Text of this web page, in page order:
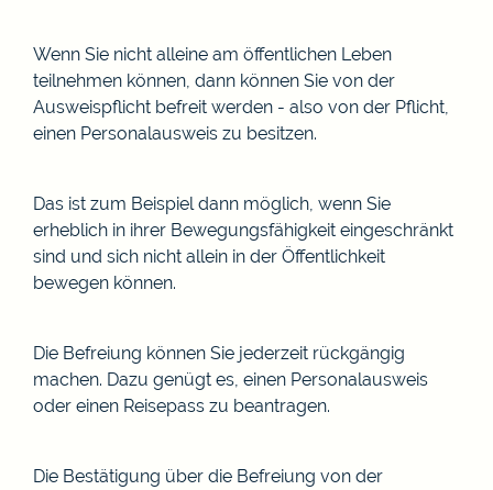
Wenn Sie nicht alleine am öffentlichen Leben
teilnehmen können, dann können Sie von der
Ausweispflicht befreit werden - also von der Pflicht,
einen Personalausweis zu besitzen.
Das ist zum Beispiel dann möglich, wenn Sie
erheblich in ihrer Bewegungsfähigkeit eingeschränkt
sind und sich nicht allein in der Öffentlichkeit
bewegen können.
Die Befreiung können Sie jederzeit rückgängig
machen. Dazu genügt es, einen Personalausweis
oder einen Reisepass zu beantragen.
Die Bestätigung über die Befreiung von der